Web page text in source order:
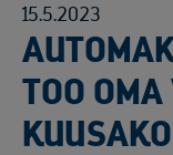
15.5.2023
TOO